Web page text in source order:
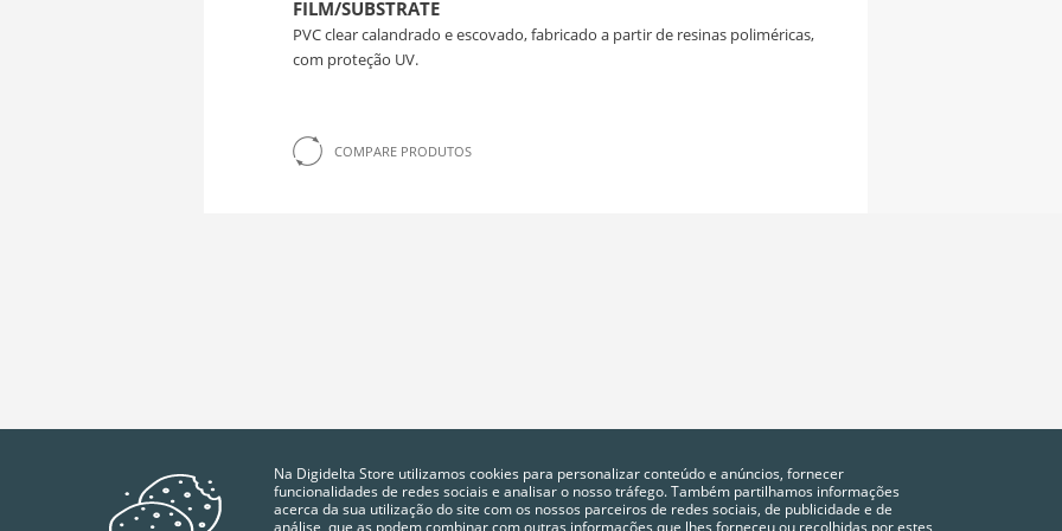
FILM/SUBSTRATE
PVC clear calandrado e escovado, fabricado a partir de resinas poliméricas,
com proteção UV.
COMPARE PRODUTOS
Na Digidelta Store utilizamos cookies para personalizar conteúdo e anúncios, fornecer
funcionalidades de redes sociais e analisar o nosso tráfego. Também partilhamos informações
acerca da sua utilização do site com os nossos parceiros de redes sociais, de publicidade e de
análise, que as podem combinar com outras informações que lhes forneceu ou recolhidas por estes